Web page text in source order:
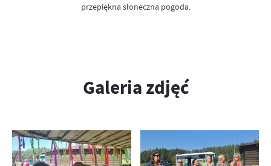
przepiękna słoneczna pogoda.
Galeria zdjęć